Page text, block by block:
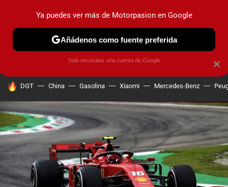
PRUEBAS COCHES ELÉCTRICOS OBSERVATORIO
HOY SE HABLA DE
DGT China Gasolina Xiaomi Mercedes-Benz
×
Ya puedes ver más de Motorpasion en Google
Añádenos como fuente preferida
Solo necesitas una cuenta de Google